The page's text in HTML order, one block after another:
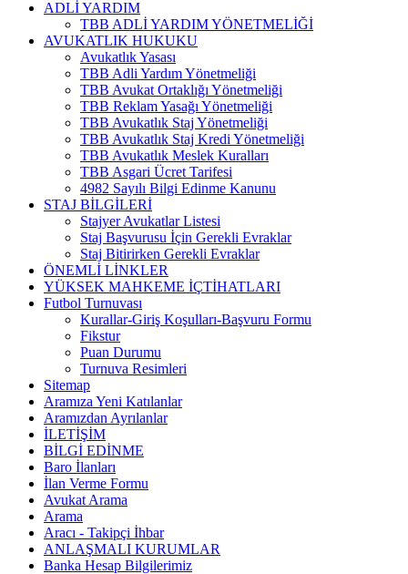
ADLİ YARDIM
TBB ADLİ YARDIM YÖNETMELİĞİ
AVUKATLIK HUKUKU
Avukatlık Yasası
TBB Adli Yardım Yönetmeliği
TBB Avukat Ortaklığı Yönetmeliği
TBB Reklam Yasağı Yönetmeliği
TBB Avukatlık Staj Yönetmeliği
TBB Avukatlık Staj Kredi Yönetmeliği
TBB Avukatlık Meslek Kuralları
TBB Asgari Ücret Tarifesi
4982 Sayılı Bilgi Edinme Kanunu
STAJ BİLGİLERİ
Stajyer Avukatlar Listesi
Staj Başvurusu İçin Gerekli Evraklar
Staj Bitirirken Gerekli Evraklar
ÖNEMLİ LİNKLER
YÜKSEK MAHKEME İÇTİHATLARI
Futbol Turnuvası
Kurallar-Giriş Koşulları-Başvuru Formu
Fikstur
Puan Durumu
Turnuva Resimleri
Sitemap
Aramıza Yeni Katılanlar
Aramızdan Ayrılanlar
İLETİŞİM
BİLGİ EDİNME
Baro İlanları
İlan Verme Formu
Avukat Arama
Arama
Aracı - Takipçi İhbar
ANLAŞMALI KURUMLAR
Banka Hesap Bilgilerimiz